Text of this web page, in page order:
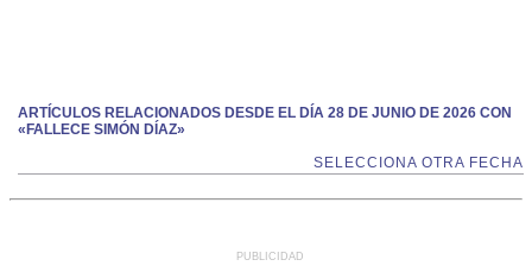
ARTÍCULOS RELACIONADOS DESDE EL DÍA 28 DE JUNIO DE 2026 CON
«FALLECE SIMÓN DÍAZ»
SELECCIONA OTRA FECHA
PUBLICIDAD